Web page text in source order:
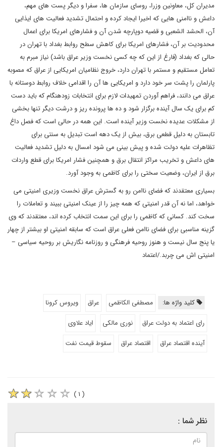
مدیران کل، معاونین وزرا، روسای سازمان ها، سفرا و دیگر پست های مهم،
داعش و ناامنی هایی که اخیرا ایجاد کرده و احتمال تشدید فعالیت های ایذایی
آن، الحشد الشعبی و قضیه دوپارچه شدن آن و فشارهای امریکا برای اعمال
محدودیت بر آن، فشارهای امریکا برای کاهش سطح روابط بغداد با تهران در
حالی که بغداد (فارغ از این که چه کسی نخست وزیر عراق باشد) نیاز مبرم به
تعامل مستقیم و مستمر با تهران دارد، خروج نظامیان امریکایی از عراق که مصوبه
پارلمان را پشت سر خود دارد و امریکایی ها آن را اقدامی خلاف روابط دوستانه با
عراق می دانند، فراهم آوردن تمهیدات لازم برای انتخابات زودهنگام که باید دست
کم برای یک سال آینده برگزار شود و ده ها پرونده ریز و درشت دیگر تنها بخشی
از مشکلات عدیده نخست وزیر آینده است. این همه در حالی است که فصل داغ
تابستان به دلیل قطعی برق، بیش از یک دهه است تبدیل به سنتی برای
تظاهرات علیه دولت شده و پیش بینی می شود امسال به دلیل تشدید فعالیت
های داعش و تخریب مراکز انتقال برق و همچنین فشار امریکا برای قطع واردات
برق از ایران، وضعیت سختی را برای کاظمی به وجود آورد.
بسیاری معتقدند که فضای ناامن رو به گسترش عراق نخست وزیری امنیتی می
خواهد، اما نه آن قدر امنیتی که همه چیز را از عینک امنیتی ببیند و تعاملات را
سخت کند. کسانی که کاظمی را برای این سمت انتخاب کرده اند، معتقدند که وی
گزینه مناسبی برای فضای ناامن فعلی عراق است که سابقه امنیتی او بیشتر از چهار
یا پنج سال نیست و هنوز روحیه فرهنگی و روزنامه نگاریش بر روحیه سیاسی –
امنیتی اش می چربد./اعتماد
کلید واژه ها: مصطفی الکاظمی عراق
ویروس کرونا
رای اعتماد به دولت عراق
نوری مالکی
ایاد علاوی
آینده اقتصاد عراق
اقتصاد عراق سقوط قیمت نفت
( ۱ )
نظر شما :